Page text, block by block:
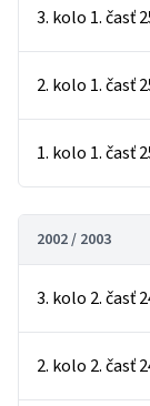
3. kolo 1. časť
2. kolo 1. časť
1. kolo 1. časť
2002 / 2003
3. kolo 2. časť
2. kolo 2. časť